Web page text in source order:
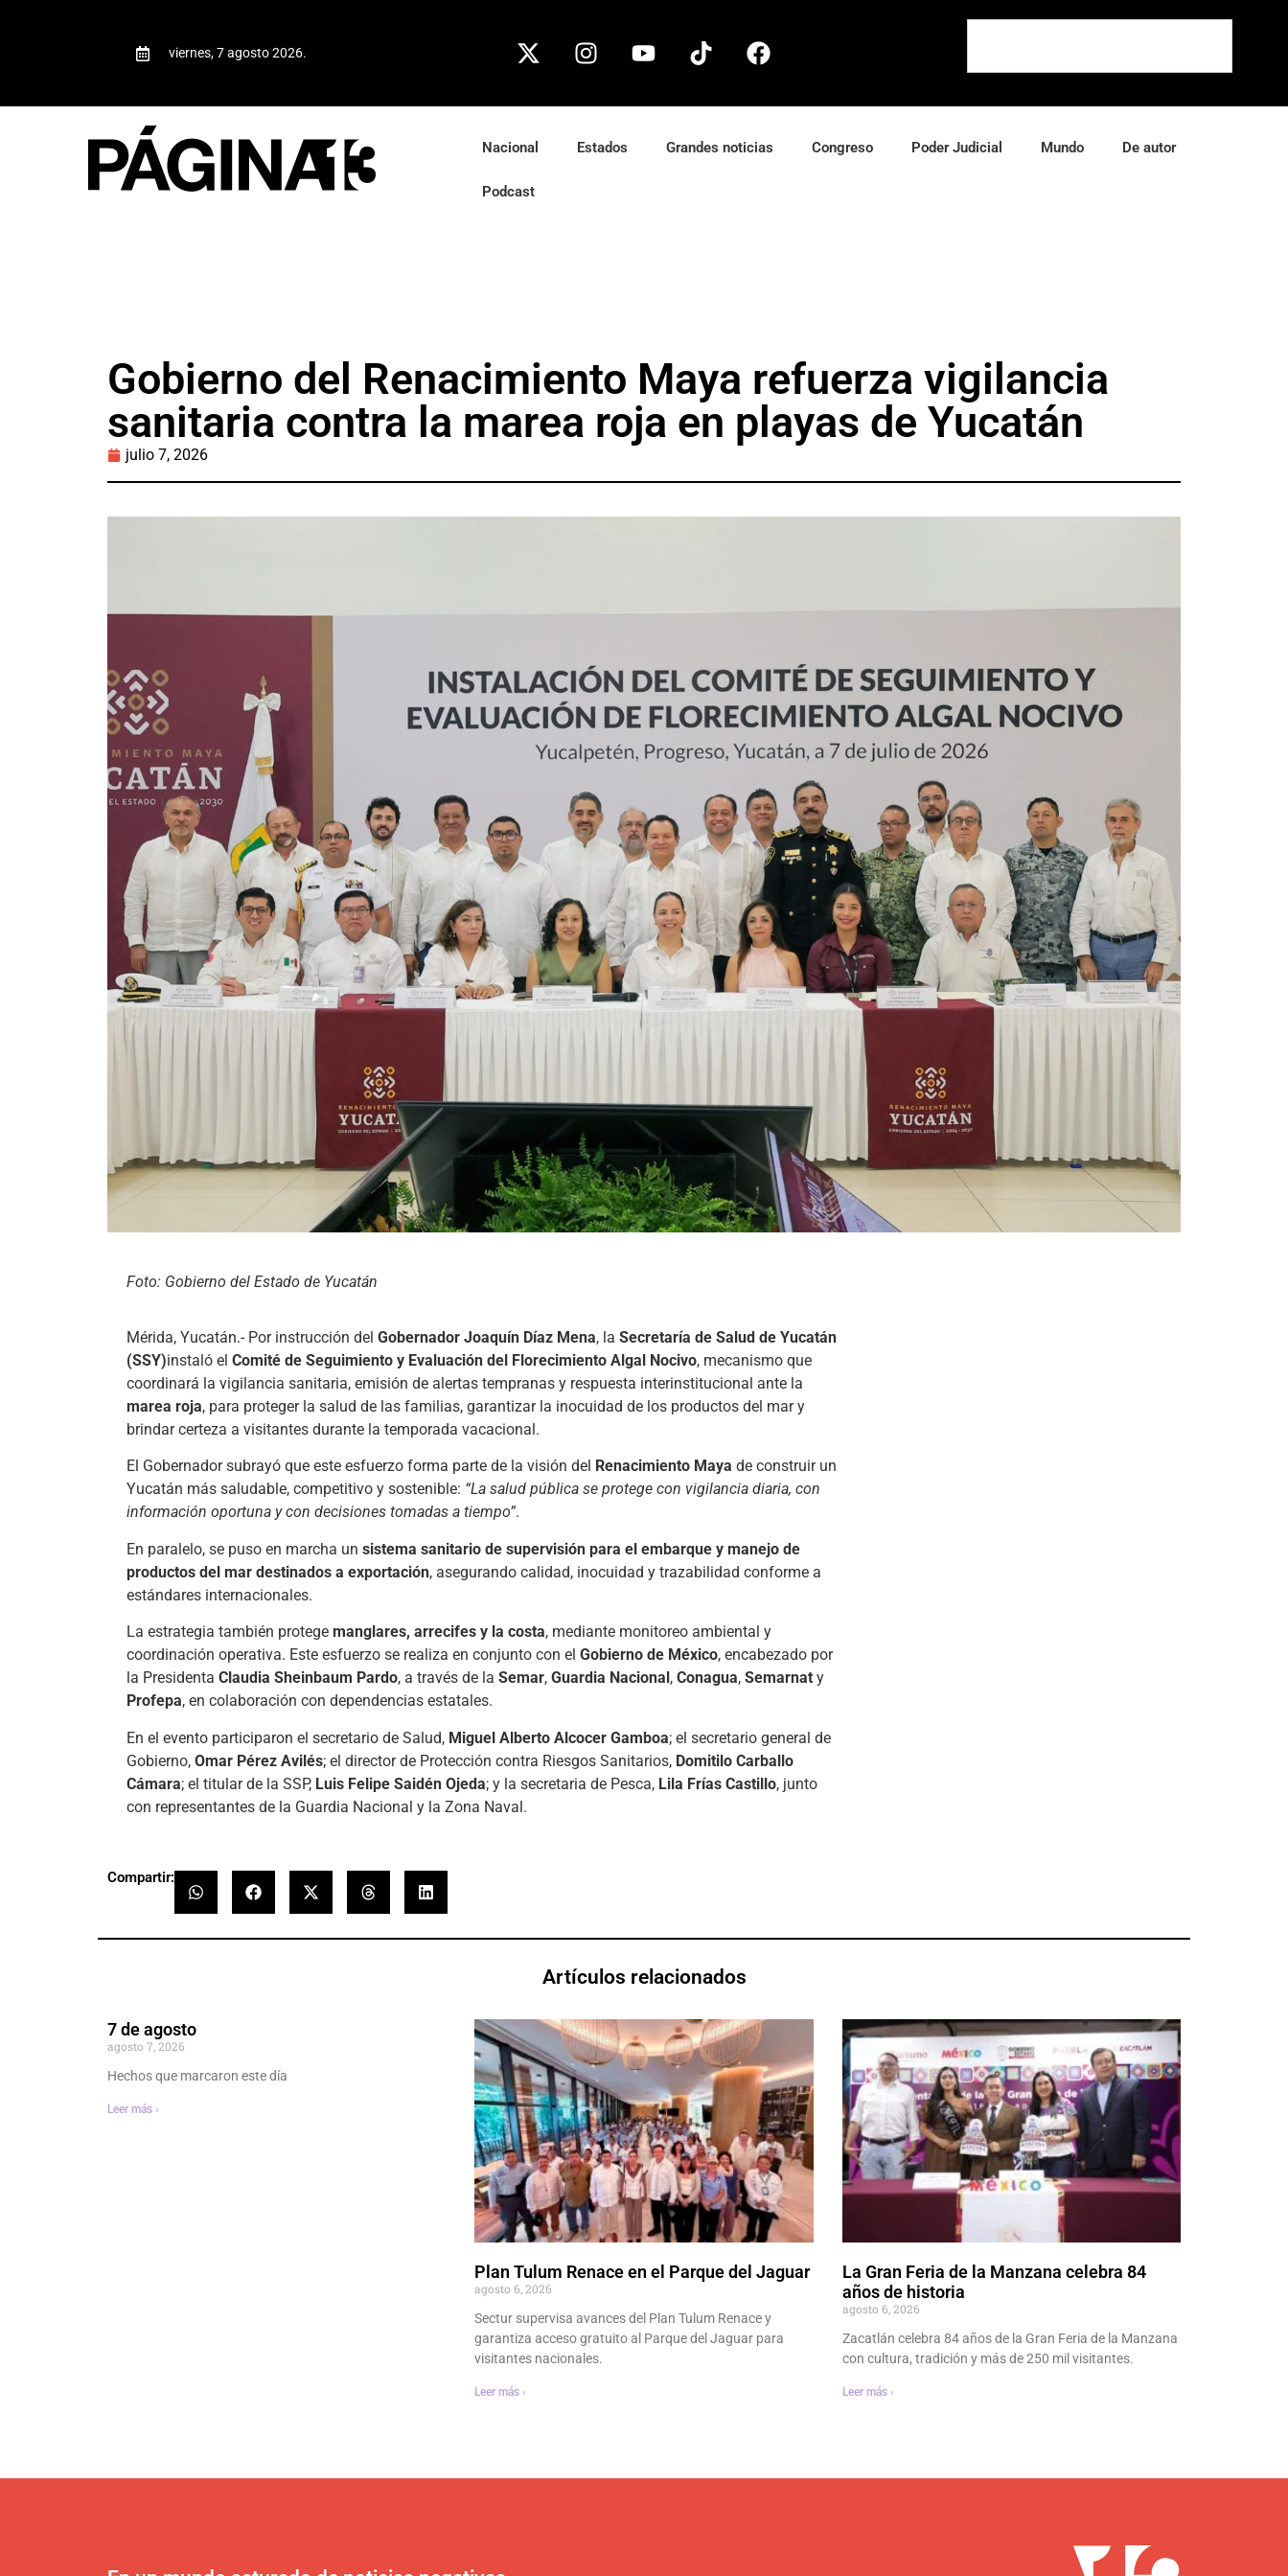
viernes, 7 agosto 2026.
Nacional Estados Grandes noticias Congreso Poder Judicial Mundo De autor
Podcast
Gobierno del Renacimiento Maya refuerza vigilancia
sanitaria contra la marea roja en playas de Yucatán
julio 7, 2026
Foto: Gobierno del Estado de Yucatán
Mérida, Yucatán.- Por instrucción del Gobernador Joaquín Díaz Mena, la Secretaría de Salud de Yucatán
(SSY)instaló el Comité de Seguimiento y Evaluación del Florecimiento Algal Nocivo, mecanismo que
coordinará la vigilancia sanitaria, emisión de alertas tempranas y respuesta interinstitucional ante la
marea roja, para proteger la salud de las familias, garantizar la inocuidad de los productos del mar y
brindar certeza a visitantes durante la temporada vacacional.
El Gobernador subrayó que este esfuerzo forma parte de la visión del Renacimiento Maya de construir un
Yucatán más saludable, competitivo y sostenible: “La salud pública se protege con vigilancia diaria, con
información oportuna y con decisiones tomadas a tiempo”.
En paralelo, se puso en marcha un sistema sanitario de supervisión para el embarque y manejo de
productos del mar destinados a exportación, asegurando calidad, inocuidad y trazabilidad conforme a
estándares internacionales.
La estrategia también protege manglares, arrecifes y la costa, mediante monitoreo ambiental y
coordinación operativa. Este esfuerzo se realiza en conjunto con el Gobierno de México, encabezado por
la Presidenta Claudia Sheinbaum Pardo, a través de la Semar, Guardia Nacional , Conagua, Semarnat y
Profepa, en colaboración con dependencias estatales.
En el evento participaron el secretario de Salud, Miguel Alberto Alcocer Gamboa; el secretario general de
Gobierno, Omar Pérez Avilés; el director de Protección contra Riesgos Sanitarios, Domitilo Carballo
Cámara; el titular de la SSP, Luis Felipe Saidén Ojeda; y la secretaria de Pesca, Lila Frías Castillo, junto
con representantes de la Guardia Nacional y la Zona Naval.
Compartir:
Artículos relacionados
7 de agosto
agosto 7, 2026
Hechos que marcaron este día
Leer más ›
Plan Tulum Renace en el Parque del Jaguar
agosto 6, 2026
Sectur supervisa avances del Plan Tulum Renace y
garantiza acceso gratuito al Parque del Jaguar para
visitantes nacionales.
Leer más ›
La Gran Feria de la Manzana celebra 84
años de historia
agosto 6, 2026
Zacatlán celebra 84 años de la Gran Feria de la Manzana
con cultura, tradición y más de 250 mil visitantes.
Leer más ›